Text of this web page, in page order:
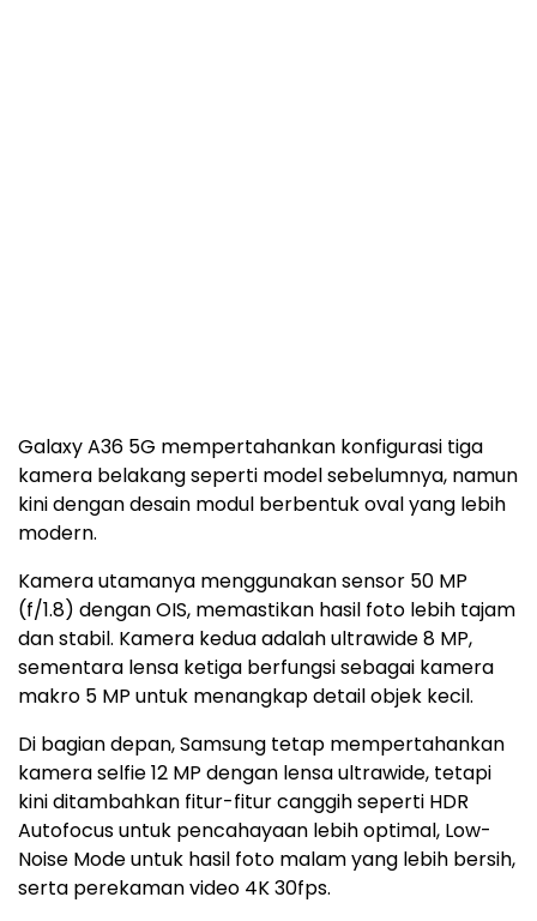
Galaxy A36 5G mempertahankan konfigurasi tiga
kamera belakang seperti model sebelumnya, namun
kini dengan desain modul berbentuk oval yang lebih
modern.
Kamera utamanya menggunakan sensor 50 MP
(f/1.8) dengan OIS, memastikan hasil foto lebih tajam
dan stabil. Kamera kedua adalah ultrawide 8 MP,
sementara lensa ketiga berfungsi sebagai kamera
makro 5 MP untuk menangkap detail objek kecil.
Di bagian depan, Samsung tetap mempertahankan
kamera selfie 12 MP dengan lensa ultrawide, tetapi
kini ditambahkan fitur-fitur canggih seperti HDR
Autofocus untuk pencahayaan lebih optimal, Low-
Noise Mode untuk hasil foto malam yang lebih bersih,
serta perekaman video 4K 30fps.